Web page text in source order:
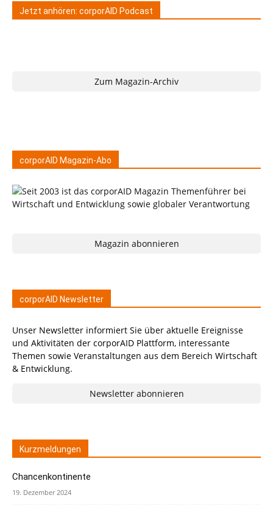
Jetzt anhören: corporAID Podcast
Zum Magazin-Archiv
corporAID Magazin-Abo
Magazin abonnieren
corporAID Newsletter
Unser Newsletter informiert Sie über aktuelle Ereignisse
und Aktivitäten der corporAID Plattform, interessante
Themen sowie Veranstaltungen aus dem Bereich Wirtschaft
& Entwicklung.
Newsletter abonnieren
Kurzmeldungen
Chancenkontinente
19. Dezember 2024